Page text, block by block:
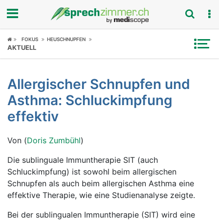
Fokus
Symptome
Untersuchungen
News
Ratgeber
Rubriken
FOKUS HEUSCHNUPFEN
AKTUELL
Allergischer Schnupfen und
Asthma: Schluckimpfung
effektiv
Von (Doris Zumbühl)
Die sublinguale Immuntherapie SIT (auch
Schluckimpfung) ist sowohl beim allergischen
Schnupfen als auch beim allergischen Asthma eine
effektive Therapie, wie eine Studienanalyse zeigte.
Bei der sublingualen Immuntherapie (SIT) wird eine